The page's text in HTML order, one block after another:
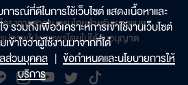
รงการสารานุกรมไทยสำหรับเยาวชนฯ
ปภาพไปเผยแพร่โดยไม่ได้รับอนุญาต
ารณ์ที่ดีในการใช้เว็บไซต์ แสดงเนื้อหาและ
วมถึงเพื่อวิเคราะห์การเข้าใช้งานเว็บไซต์
เข้าใจว่าผู้ใช้งานมาจากที่ใด๋
ส่วนบุคคล | ข้อกำหนดและนโยบายการให้
บริการ